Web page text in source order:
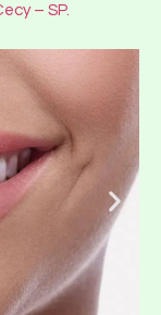
– SP.